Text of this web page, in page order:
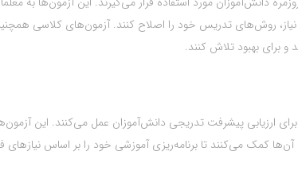
روش‌های تدریس خود را اصلاح کنند. آزمون‌های کلاسی
و برای بهبود تلاش کنند.
ارزیابی پیشرفت تدریجی دانش‌آموزان عمل می‌کنند. این
کمک می‌کنند تا برنامه‌ریزی آموزشی خود را بر اساس نیازهای